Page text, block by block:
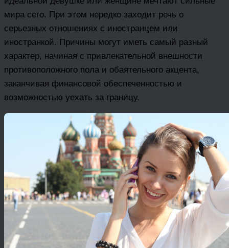
мира сего. При этом нередко заходит речь о
серьезных отношениях с иностранцем или
иностранкой. Причины могут иметь самый разный
характер, начиная с привлекательной внешности
противоположного пола и обаятельного акцента,
заканчивая финансовой обеспеченностью и
возможностью уехать за границу.